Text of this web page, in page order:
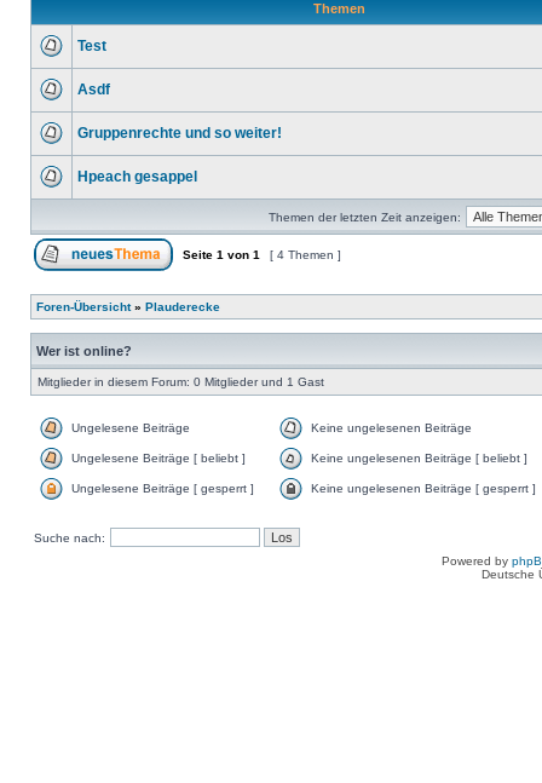
Themen
Test
Asdf
Gruppenrechte und so weiter!
Hpeach gesappel
Themen der letzten Zeit anzeigen:
Seite 1 von 1 [ 4 Themen ]
Foren-Übersicht» Plauderecke
Wer ist online?
Mitglieder in diesem Forum: 0 Mitglieder und 1 Gast
Ungelesene Beiträge Keine ungelesenen Beiträge
Ungelesene Beiträge [ beliebt ] Keine ungelesenen Beiträge [ beliebt ]
Ungelesene Beiträge [ gesperrt ] Keine ungelesenen Beiträge [ gesperrt ]
Suche nach:
Powered by
Deutsche